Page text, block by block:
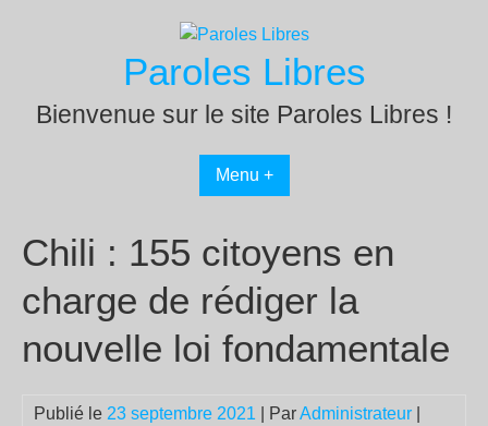
Paroles Libres
Bienvenue sur le site Paroles Libres !
Menu +
Chili : 155 citoyens en
charge de rédiger la
nouvelle loi fondamentale
Publié le 23 septembre 2021 | ParAdministrateur